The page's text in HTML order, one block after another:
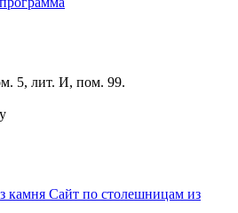
5, лит. И, пом. 99.
камня Сайт по столешницам из